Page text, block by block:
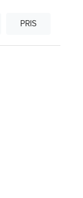
PRIS